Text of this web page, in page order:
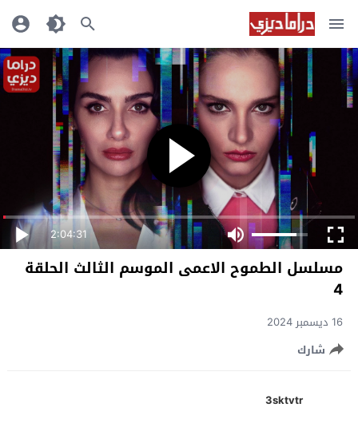
2:04:31
مسلسل الطموح الاعمى الموسم الثالث الحلقة
4
16 ديسمبر 2024
شارك
3sktvtr